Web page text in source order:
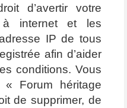
d’avertir votre
à internet et les
IP de tous
afin d’aider
conditions. Vous
Forum héritage
de supprimer, de